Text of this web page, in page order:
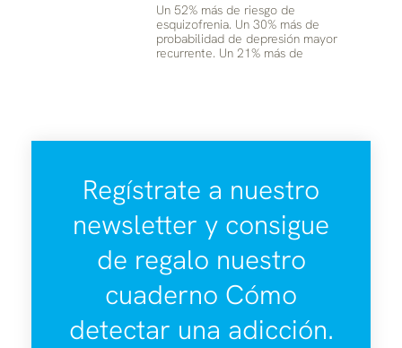
Un 52% más de riesgo de
esquizofrenia. Un 30% más de
probabilidad de depresión mayor
recurrente. Un 21% más de
Regístrate a nuestro
newsletter y consigue
de regalo nuestro
cuaderno Cómo
detectar una adicción.